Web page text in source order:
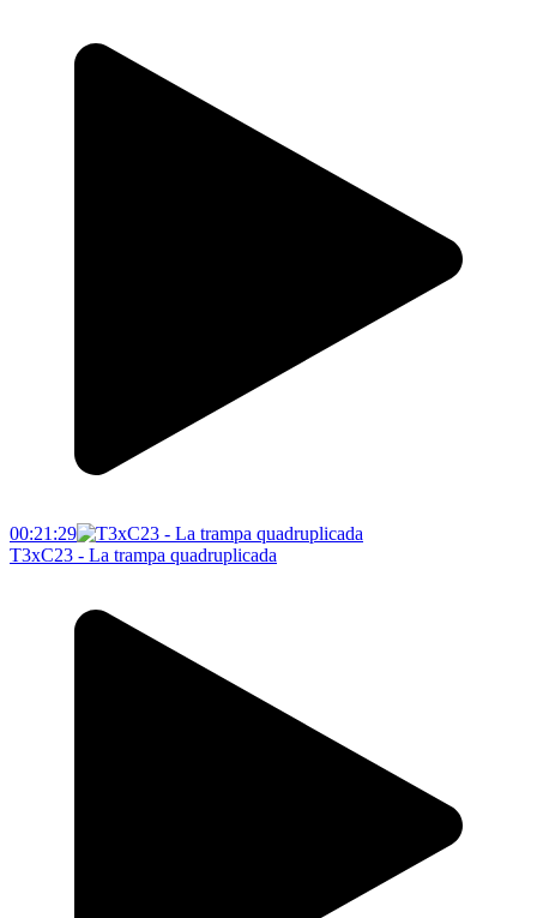
00:21:29
T3xC23 - La trampa quadruplicada